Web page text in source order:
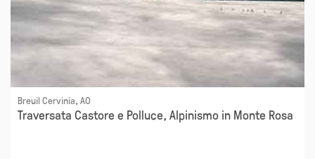
Breuil Cervinia, AO
Traversata Castore e Polluce, Alpinismo in Monte Rosa